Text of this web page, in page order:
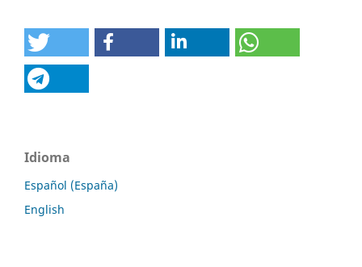
Idioma
Español (España)
English